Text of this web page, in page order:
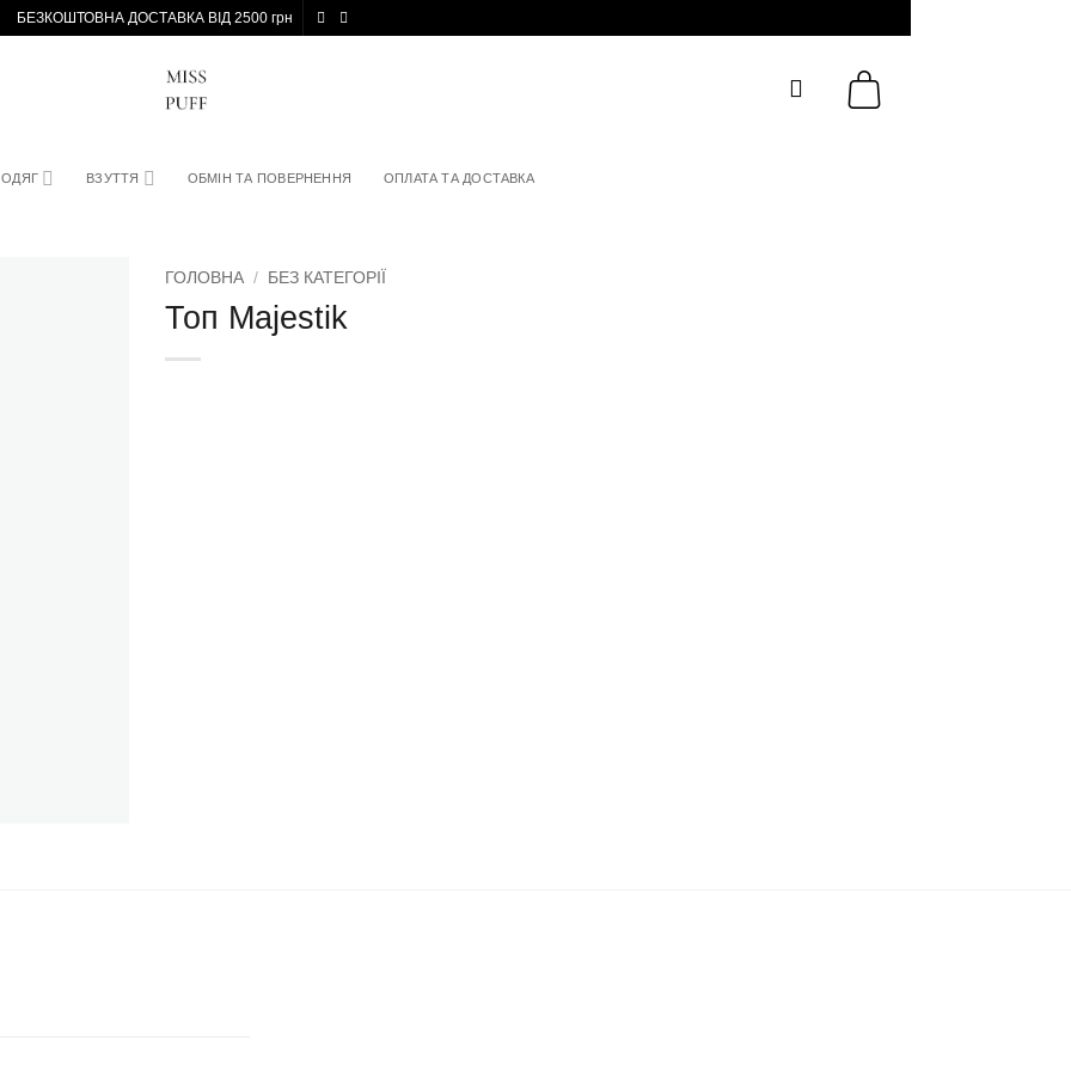
БЕЗКОШТОВНА ДОСТАВКА ВІД 2500 грн
ОДЯГ ВЗУТТЯ ОБМІН ТА ПОВЕРНЕННЯ ОПЛАТА ТА ДОСТАВКА
ГОЛОВНА / БЕЗ КАТЕГОРІЇ
Топ Majestik